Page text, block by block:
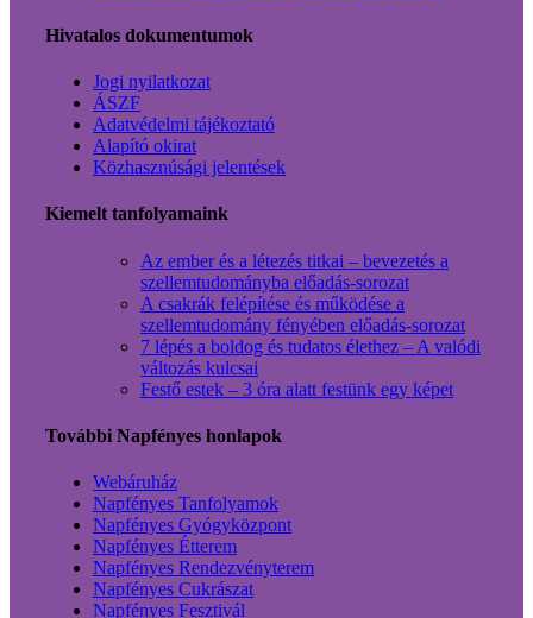
Hivatalos dokumentumok
Jogi nyilatkozat
ÁSZF
Adatvédelmi tájékoztató
Alapító okirat
Közhasznúsági jelentések
Kiemelt tanfolyamaink
Az ember és a létezés titkai – bevezetés a
szellemtudományba előadás-sorozat
A csakrák felépítése és működése a
szellemtudomány fényében előadás-sorozat
7 lépés a boldog és tudatos élethez – A valódi
változás kulcsai
Festő estek – 3 óra alatt festünk egy képet
További Napfényes honlapok
Webáruház
Napfényes Tanfolyamok
Napfényes Gyógyközpont
Napfényes Étterem
Napfényes Rendezvényterem
Napfényes Cukrászat
Napfényes Fesztivál